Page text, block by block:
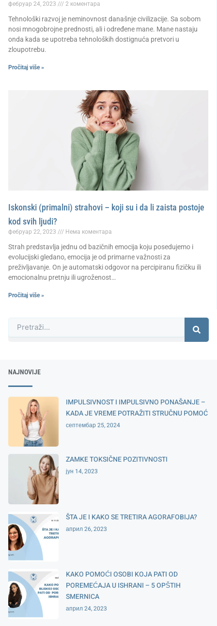
фебруар 24, 2023 2 коментара
Tehnološki razvoj je neminovnost današnje civilizacije. Sa sobom
nosi mnogobrojne prednosti, ali i određene mane. Mane nastaju
onda kada se upotreba tehnoloških dostignuća pretvori u
zloupotrebu.
Pročitaj više »
Iskonski (primalni) strahovi – koji su i da li zaista postoje
kod svih ljudi?
фебруар 22, 2023 Нема коментара
Strah predstavlja jednu od bazičnih emocija koju posedujemo i
evolucijski gledano, emocija je od primarne važnosti za
preživljavanje. On je automatski odgovor na percipiranu fizičku ili
emocionalnu pretnju ili ugroženost…
Pročitaj više »
NAJNOVIJE
IMPULSIVNOST I IMPULSIVNO PONAŠANJE –
KADA JE VREME POTRAŽITI STRUČNU POMOĆ
септембар 25, 2024
ZAMKE TOKSIČNE POZITIVNOSTI
јун 14, 2023
ŠTA JE I KAKO SE TRETIRA AGORAFOBIJA?
април 26, 2023
KAKO POMOĆI OSOBI KOJA PATI OD
POREMEĆAJA U ISHRANI – 5 OPŠTIH
SMERNICA
април 24, 2023